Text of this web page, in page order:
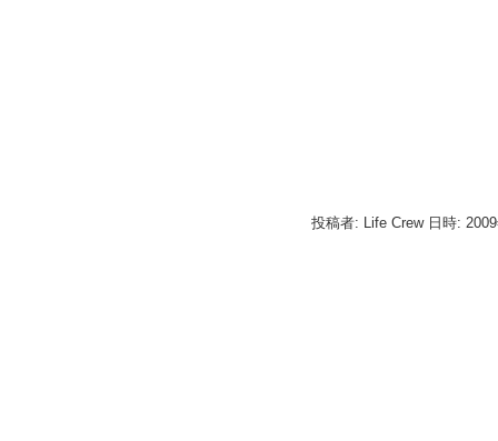
投稿者: Life Crew 日時: